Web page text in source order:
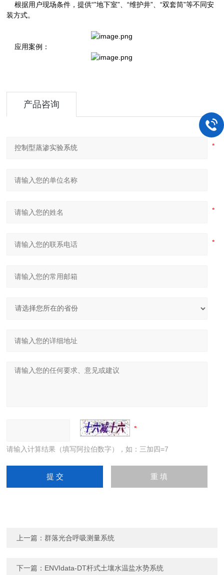
根据用户现场条件，提供“”地下室”、“维护井”、“双套筒”等不同安
装方式。
应用案例：
产品咨询
请输入计算结果（填写阿拉伯数字），如：三加四=7
上一篇：群落光合呼吸测量系统
下一篇： ENVIdata-DT杆式土壤水温盐水势系统